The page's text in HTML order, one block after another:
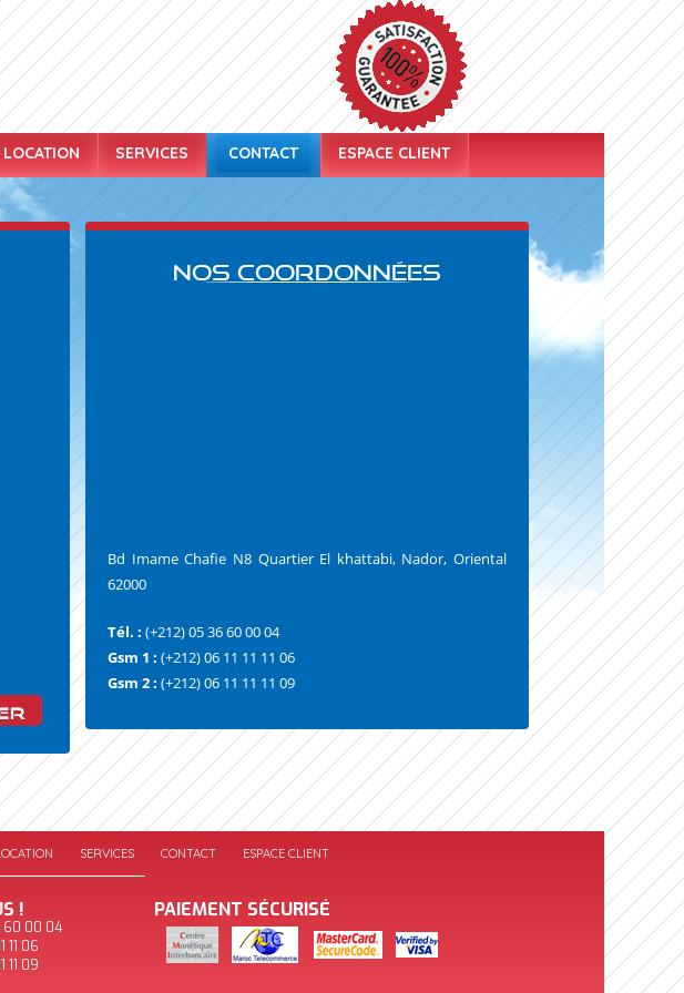
SERVICES CONTACT ESPACE CLIENT
Nos coordonnées
Bd Imame Chafie N8 Quartier El khattabi, Nador, Oriental
62000
Tél. : (+212) 05 36 60 00 04
Gsm 1 : (+212) 06 11 11 11 06
Gsm 2 : (+212) 06 11 11 11 09
SERVICES CONTACT ESPACE CLIENT
!
60 00 04
11 06
11 09
PAIEMENT SÉCURISÉ